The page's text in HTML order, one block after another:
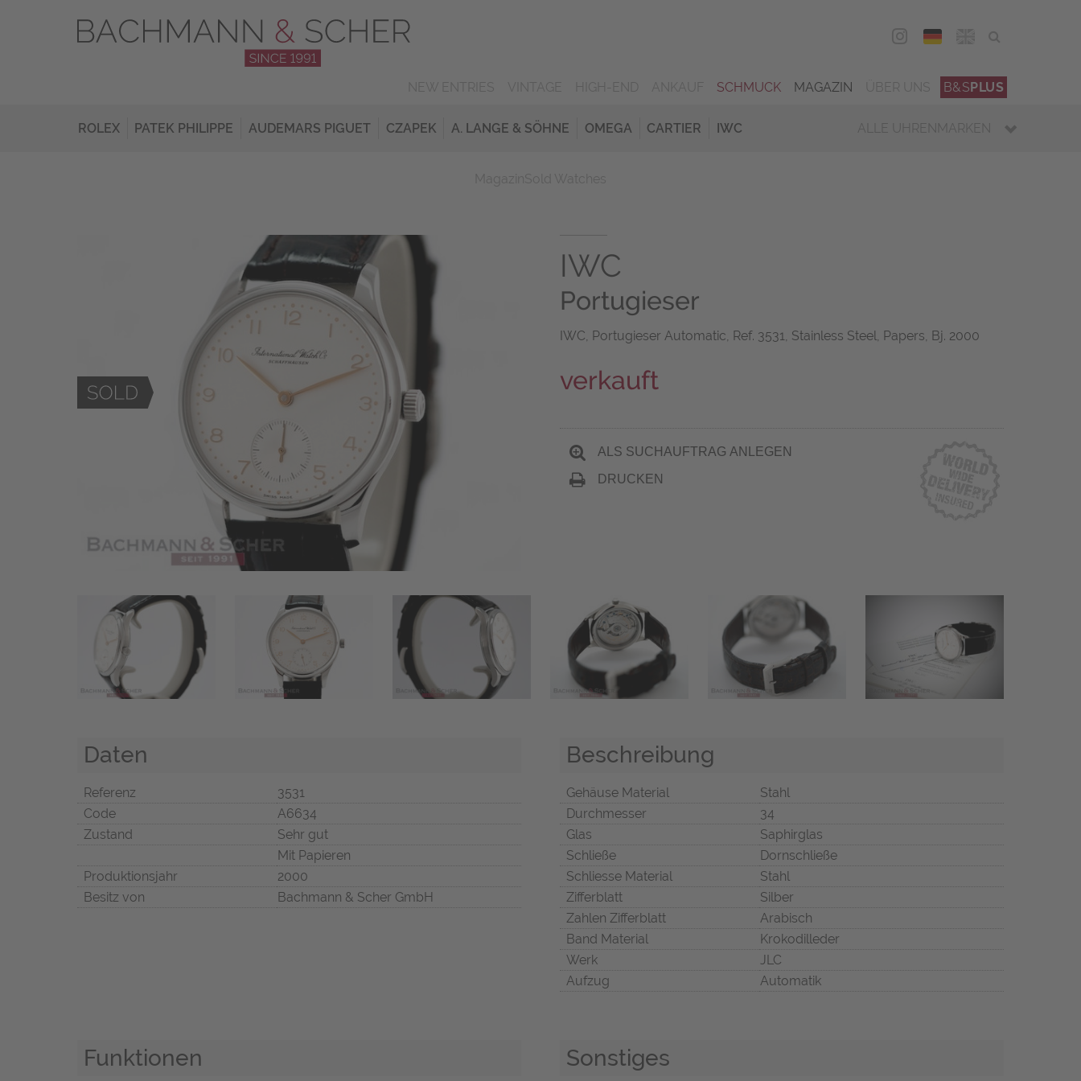
DEU
SCHMUCK MAGAZIN B&SPLUS
ROLEX PATEK PHILIPPE AUDEMARS PIGUET CZAPEK A. LANGE & SÖHNE OMEGA CARTIER IWC ALLE UHRENMARKEN
IWC
Portugieser
IWC, Portugieser Automatic, Ref. 3531, Stainless Steel, Papers, Bj. 2000
verkauft
ALS SUCHAUFTRAG ANLEGEN
DRUCKEN
Daten
Referenz
3531
Code
A6634
Zustand
Sehr gut
Mit Papieren
Produktionsjahr
2000
Besitz von
Bachmann & Scher GmbH
Beschreibung
Gehäuse Material
Stahl
Durchmesser
34
Glas
Saphirglas
Schließe
Dornschließe
Schliesse Material
Stahl
Zifferblatt
Silber
Zahlen Zifferblatt
Arabisch
Band Material
Krokodilleder
Werk
JLC
Aufzug
Automatik
Funktionen Sonstiges